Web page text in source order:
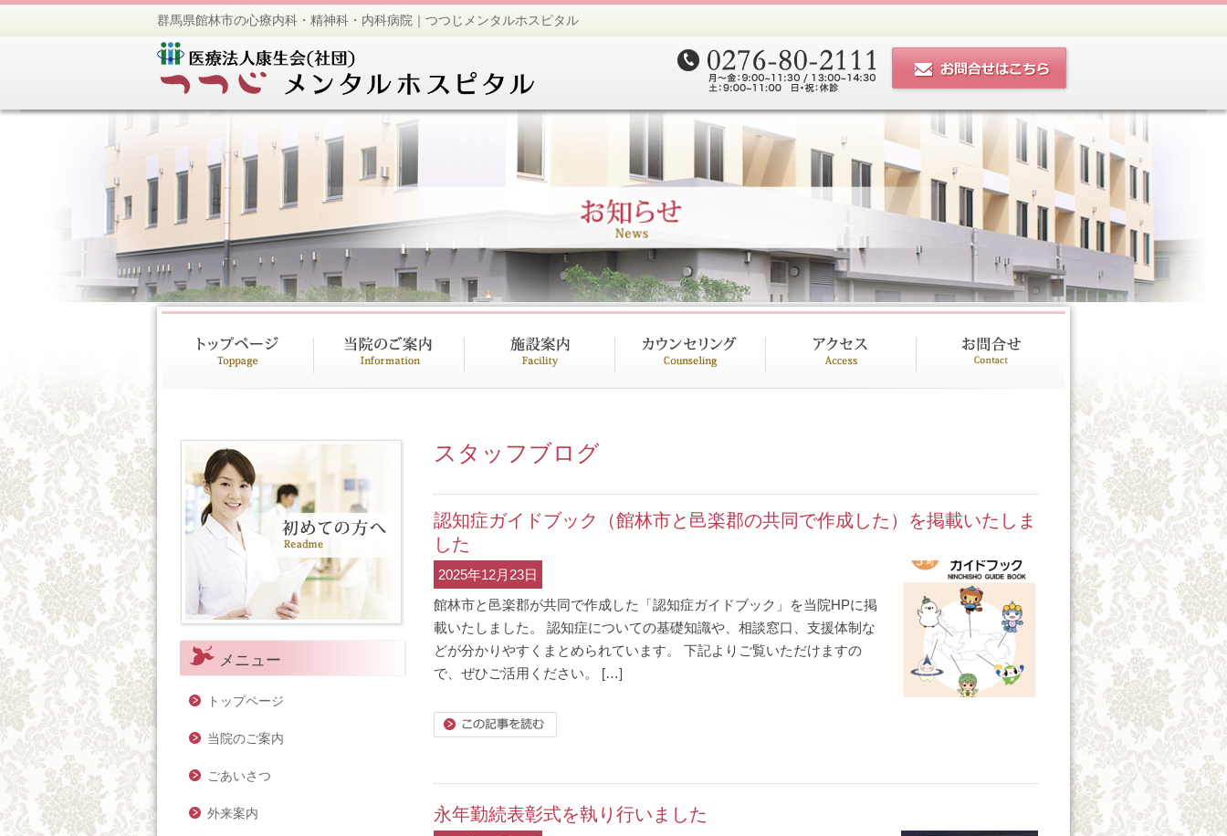
群馬県館林市の心療内科・精神科・内科病院｜つつじメンタルホスピタル
スタッフブログ
認知症ガイドブック（館林市と邑楽郡の共同で作成した）を掲載いたしま
した
2025年12月23日
館林市と邑楽郡が共同で作成した「認知症ガイドブック」を当院HPに掲
載いたしました。 認知症についての基礎知識や、相談窓口、支援体制な
どが分かりやすくまとめられています。 下記よりご覧いただけますの
で、ぜひご活用ください。 […]
永年勤続表彰式を執り行いました
メニュー
トップページ
当院のご案内
ごあいさつ
外来案内